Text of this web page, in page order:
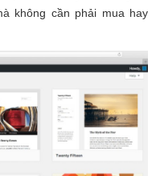
không cần phải mua hay